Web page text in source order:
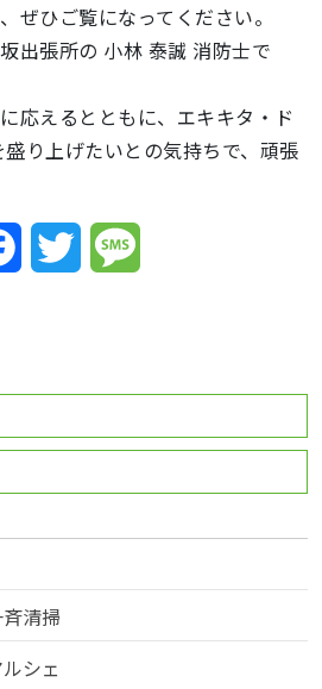
ぜひご覧になってください。
出張所の 小林 泰誠 消防士で
応えるとともに、エキキタ・ド
り上げたいとの気持ちで、頑張
FacebookTwitter
清掃
シェ